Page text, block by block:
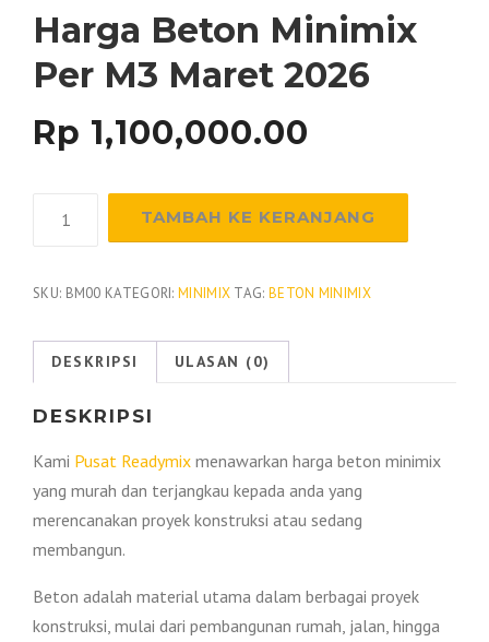
Harga Beton Minimix
Per M3 Maret 2026
Rp 1,100,000.00
Minimix
M3
Maret
2026
TAMBAH KE KERANJANG
SKU: BM00 KATEGORI:MINIMIX TAG: BETON MINIMIX
DESKRIPSI ULASAN (0)
DESKRIPSI
Kami Pusat Readymix menawarkan harga beton minimix
yang murah dan terjangkau kepada anda yang
merencanakan proyek konstruksi atau sedang
membangun.
Beton adalah material utama dalam berbagai proyek
konstruksi, mulai dari pembangunan rumah, jalan, hingga